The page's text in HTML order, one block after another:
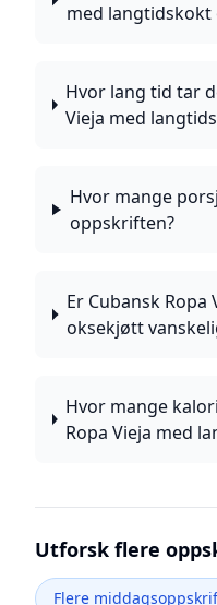
med langtidskokt
Hvor lang tid tar
Vieja med
Hvor mange
oppskriften?
Er Cubansk
oksekjøtt
Hvor mange
Ropa Vieja med
Utforsk flere
Flere